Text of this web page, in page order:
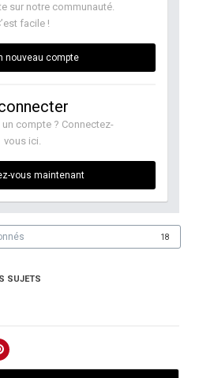
sur notre communauté.
facile !
nouveau compte
compte ? Connectez-
vous ici.
vous maintenant
18
SUJETS